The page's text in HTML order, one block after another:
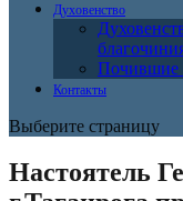
Духовенство
Почившие
Контакты
Выберите страницу
Настоятель